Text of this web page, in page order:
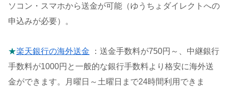
ソコン・スマホから送金が可能（ゆうちょダイレクトへの
申込みが必要）。
★楽天銀行の海外送金 ：送金手数料が750円～、中継銀行
手数料が1000円と一般的な銀行手数料より格安に海外送
金ができます。月曜日～土曜日まで24時間利用できま